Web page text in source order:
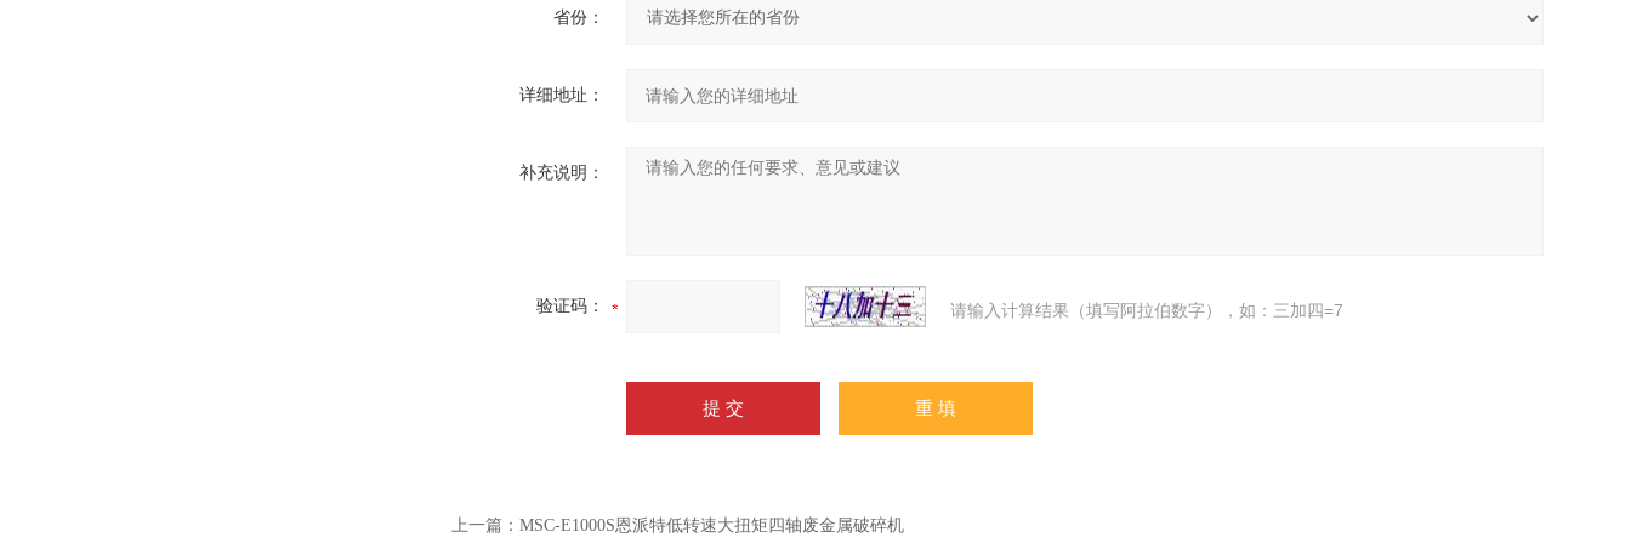
省份：
详细地址：
补充说明：
验证码： 请输入计算结果（填写阿拉伯数字），如：三加四=7
上一篇： MSC-E1000S恩派特低转速大扭矩四轴废金属破碎机